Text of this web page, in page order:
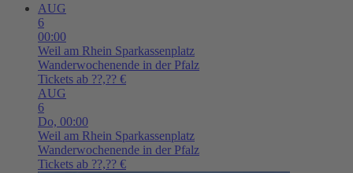
AUG
6
00:00
Weil am Rhein Sparkassenplatz
Wanderwochenende in der Pfalz
Tickets ab ??,?? €
AUG
6
Do, 00:00
Weil am Rhein Sparkassenplatz
Wanderwochenende in der Pfalz
Tickets ab ??,?? €